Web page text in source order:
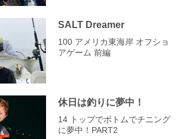
SALT Dreamer
100 アメリカ東海岸 オフショ
アゲーム 前編
休日は釣りに夢中！
14 トップでボトムでチニング
に夢中！PART2